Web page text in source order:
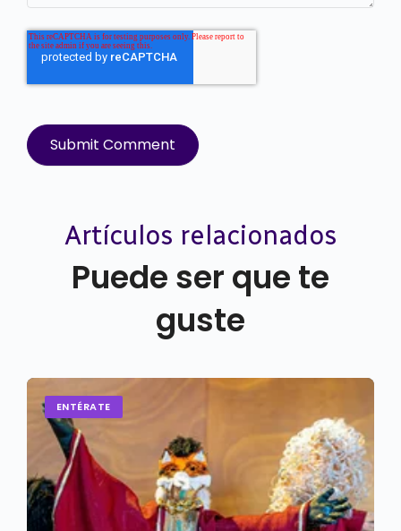
Artículos relacionados
Puede ser que te
guste
ENTÉRATE